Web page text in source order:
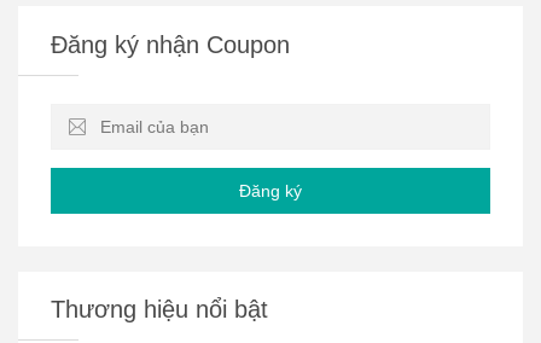
Đăng ký nhận Coupon
Đăng ký
Thương hiệu nổi bật